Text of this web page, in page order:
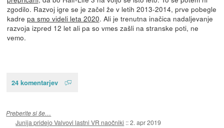
zgodilo. Razvoj igre se je začel že v letih 2013-2014, prve pobegle
kadre pa smo videli leta 2020. Ali je trenutna inačica nadaljevanje
razvoja izpred 12 let ali pa so vmes zašli na stranske poti, ne
vemo.
24 komentarjev
Preberite si še…
Junija pridejo Valvovi lastni VR naočniki ::2. apr 2019